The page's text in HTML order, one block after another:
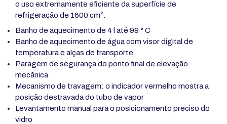
o uso extremamente eficiente da superfície de
refrigeração de 1600 cm².
Banho de aquecimento de 4 l até 99 ° C
Banho de aquecimento de água com visor digital de
temperatura e alças de transporte
Paragem de segurança do ponto final de elevação
mecânica
Mecanismo de travagem: o indicador vermelho mostra a
posição destravada do tubo de vapor
Levantamento manual para o posicionamento preciso do
vidro